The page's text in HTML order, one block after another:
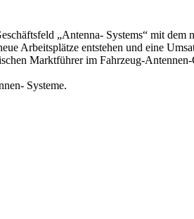
„Antenna- Systems“ mit
Arbeitsplätze entstehen und eine
Marktführer im Fahrzeug-
Systeme.